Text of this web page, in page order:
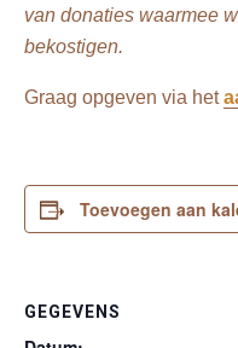
van donaties waarmee
bekostigen.
Graag opgeven via het
Toevoegen aan
GEGEVENS